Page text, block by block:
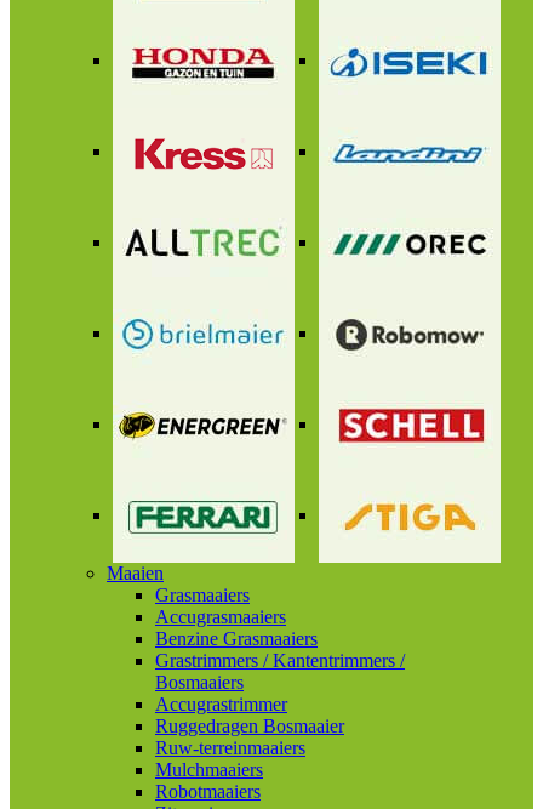
Maaien
Grasmaaiers
Accugrasmaaiers
Benzine Grasmaaiers
Grastrimmers / Kantentrimmers /
Bosmaaiers
Accugrastrimmer
Ruggedragen Bosmaaier
Ruw-terreinmaaiers
Mulchmaaiers
Robotmaaiers